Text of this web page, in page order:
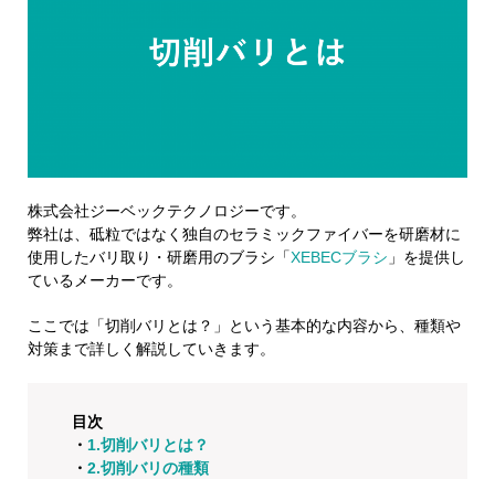
株式会社ジーベックテクノロジーです。
弊社は、砥粒ではなく独自のセラミックファイバーを研磨材に
使用したバリ取り・研磨用のブラシ「XEBECブラシ 」を提供し
ているメーカーです。
ここでは「切削バリとは？」という基本的な内容から、種類や
対策まで詳しく解説していきます。
目次
・ 1.切削バリとは？
・ 2.切削バリの種類